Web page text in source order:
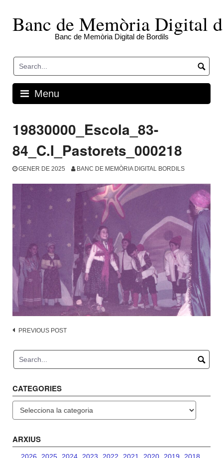
contentBanc de Memòria Digital
Banc de Memòria Digital de Bordils
Menu
19830000_Escola_83-
84_C.I_Pastorets_000218
GENER DE 2025 BANC DE MEMÒRIA DIGITAL BORDILS
Post
PREVIOUS POST
CATEGORIES
ARXIUS